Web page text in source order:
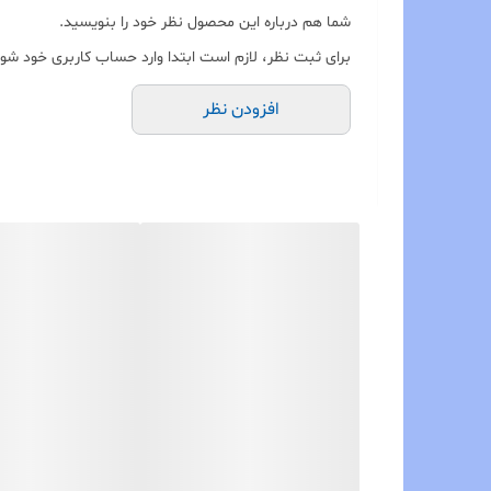
شما هم درباره این محصول نظر خود را بنویسید.
برای ثبت نظر، لازم است ابتدا وارد حساب کاربری خود
افزودن نظر